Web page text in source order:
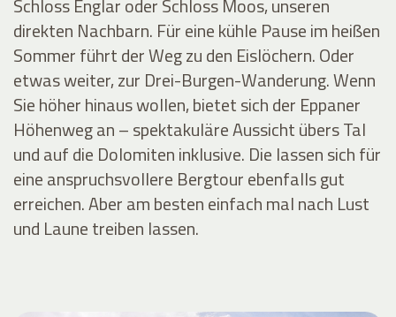
Schloss Englar oder Schloss Moos, unseren
direkten Nachbarn. Für eine kühle Pause im heißen
Sommer führt der Weg zu den Eislöchern. Oder
etwas weiter, zur Drei-Burgen-Wanderung. Wenn
Sie höher hinaus wollen, bietet sich der Eppaner
Höhenweg an – spektakuläre Aussicht übers Tal
und auf die Dolomiten inklusive. Die lassen sich für
eine anspruchsvollere Bergtour ebenfalls gut
erreichen. Aber am besten einfach mal nach Lust
und Laune treiben lassen.